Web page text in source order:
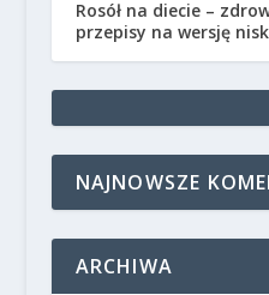
Rosół na diecie –
przepisy na wersję
NAJNOWSZE
ARCHIWA